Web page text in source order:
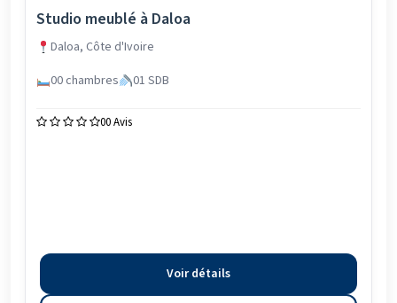
Studio meublé à Daloa
Daloa, Côte d'Ivoire
00 chambres
01 SDB
00 Avis
Voir détails